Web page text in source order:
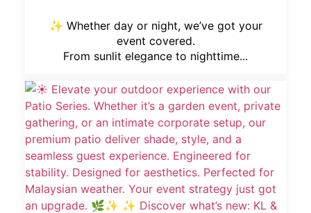
✨ Whether day or night, we’ve got your
event covered.
From sunlit elegance to nighttime...